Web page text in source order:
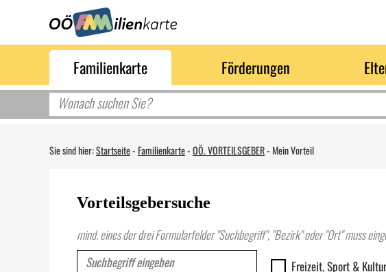
Familienkarte Förderungen
Sie sind hier:Startseite-Familienkarte-OÖ. VORTEILSGEBER- Mein Vorteil
Vorteilsgebersuche
mind. eines der drei Formularfelder "Suchbegriff", "Bezirk" oder "Ort" muss
Rubriken
Freizeit, Sport &